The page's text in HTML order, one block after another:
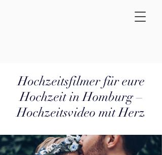
Hochzeitsfilmer für eure
Hochzeit in Homburg –
Hochzeitsvideo mit Herz